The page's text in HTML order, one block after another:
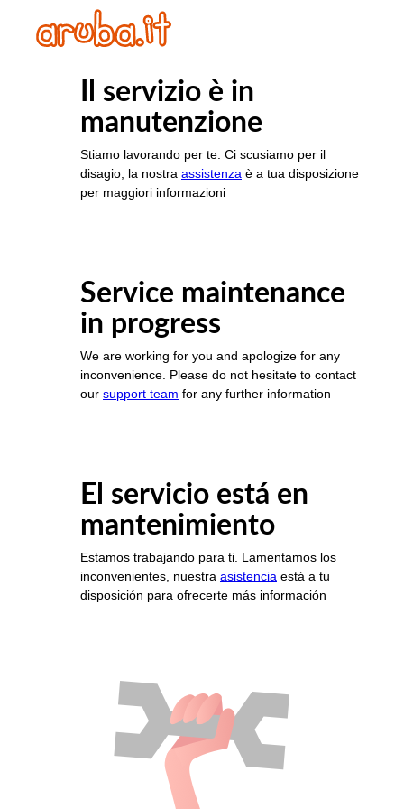
Il servizio è in
manutenzione
Stiamo lavorando per te. Ci scusiamo per il
disagio, la nostra assistenza è a tua disposizione
per maggiori informazioni
Service maintenance
in progress
We are working for you and apologize for any
inconvenience. Please do not hesitate to contact
our support team for any further information
El servicio está en
mantenimiento
Estamos trabajando para ti. Lamentamos los
inconvenientes, nuestra asistencia está a tu
disposición para ofrecerte más información